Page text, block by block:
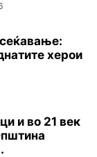
xepoи
и во 21 век